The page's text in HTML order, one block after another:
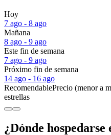
Hoy
7 ago - 8 ago
Mañana
8 ago - 9 ago
Este fin de semana
7 ago - 9 ago
Próximo fin de semana
14 ago - 16 ago
RecomendablePrecio (menor a
estrellas
¿Dónde